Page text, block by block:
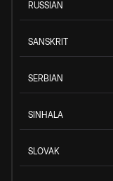
RUSSIAN
SANSKRIT
SERBIAN
SINHALA
SLOVAK